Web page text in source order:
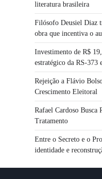
literatura brasileira
Filósofo Deusiel Diaz
obra que incentiva o
Investimento de R$
estratégico da RS-373
Rejeição a Flávio
Crescimento Eleitoral
Rafael Cardoso Busca
Tratamento
Entre o Secreto e o
identidade e